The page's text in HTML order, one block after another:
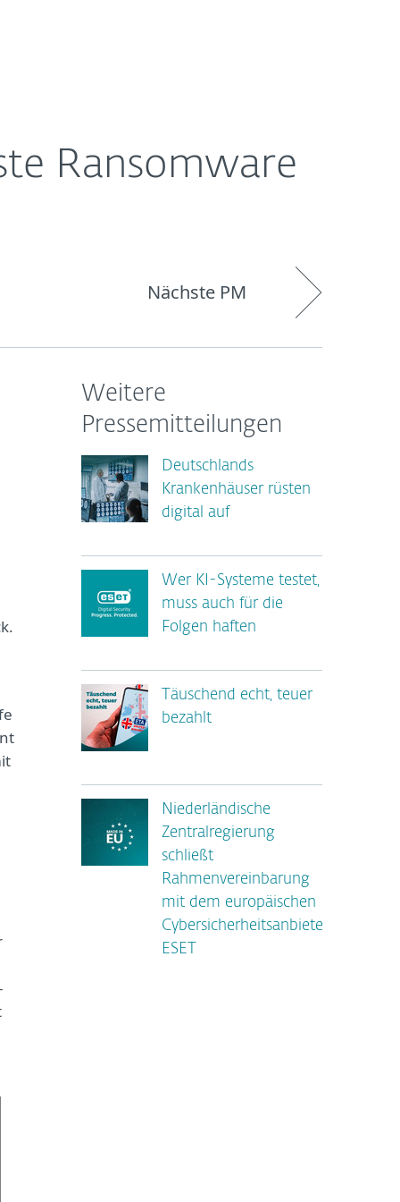
Ransomware
Nächste PM
Weitere
Pressemitteilungen
Deutschlands
Krankenhäuser rüsten
digital auf
Wer KI-Systeme testet,
muss auch für die
Folgen haften
Täuschend echt, teuer
bezahlt
Niederländische
Zentralregierung
schließt
Rahmenvereinbarung
mit dem europäischen
Cybersicherheitsanbieter
ESET